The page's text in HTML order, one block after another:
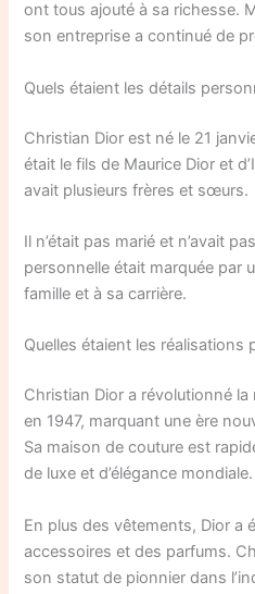
ont tous ajouté à sa richesse.
son entreprise a continué de
Quels étaient les détails
Christian Dior est né le 21
était le fils de Maurice Dior et
avait plusieurs frères et sœurs.
Il n’était pas marié et n’avait
personnelle était marquée par
famille et à sa carrière.
Quelles étaient les réalisations
Christian Dior a révolutionné
en 1947, marquant une ère
Sa maison de couture est
de luxe et d’élégance mondiale.
En plus des vêtements, Dior a
accessoires et des parfums.
son statut de pionnier dans